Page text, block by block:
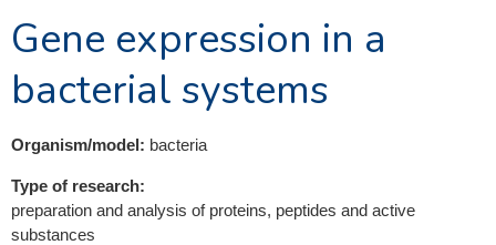
Gene expression in a
bacterial systems
Organism/model: bacteria
Type of research:
preparation and analysis of proteins, peptides and active
substances